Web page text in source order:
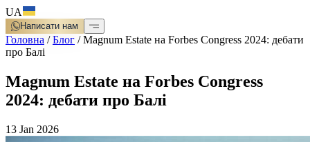
UA
Написати нам
Головна /Блог /Magnum Estate на Forbes Congress 2024: дебати
про Балі
Magnum Estate на Forbes Congress
2024: дебати про Балі
13 Jan 2026